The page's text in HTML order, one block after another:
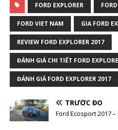
FORD EXPLORER
FORD VIET NAM GIA FORD
REVIEW FORD EXPLORER 2017
ĐÁNH GIÁ CHI TIẾT FORD
ĐÁNH GIÁ FORD EXPLORER 2017
TRƯỚC ĐÓ
Ford Ecosport 2017